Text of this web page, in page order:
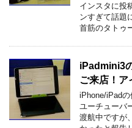
インスタに投
ンすぎて話題
首筋のタトゥ
iPadmini3
ご来店！ア
iPhone/iPad
ユーチューバ
渡航中ですが